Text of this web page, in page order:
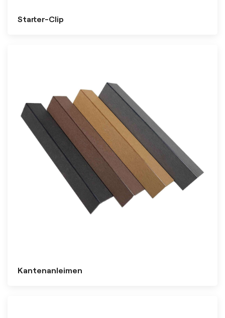
Starter-Clip
Kantenanleimen